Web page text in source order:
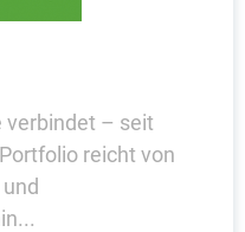
verbindet – seit
reicht von